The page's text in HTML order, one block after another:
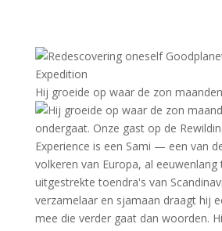
Hij groeide op waar de zon